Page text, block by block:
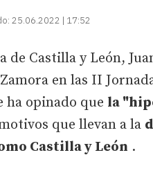
25.06.2022 | 17:52
de Castilla y León,
en las II
ha opinado que la
que llevan a la
Castilla y León .